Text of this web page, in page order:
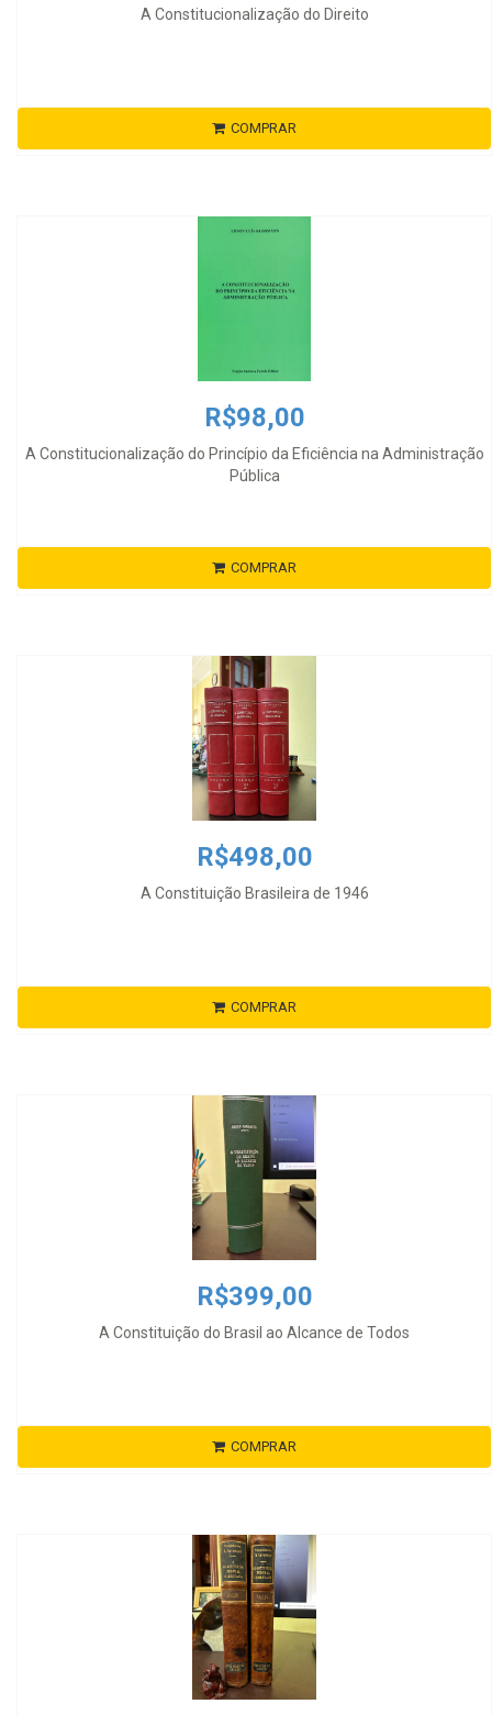
A Constitucionalização do Direito
COMPRAR
R$98,00
A Constitucionalização do Princípio da Eficiência na Administração
Pública
COMPRAR
R$498,00
A Constituição Brasileira de 1946
COMPRAR
R$399,00
A Constituição do Brasil ao Alcance de Todos
COMPRAR